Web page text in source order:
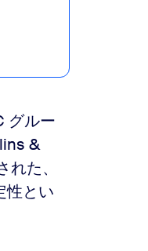
グルー
&
た、
性とい